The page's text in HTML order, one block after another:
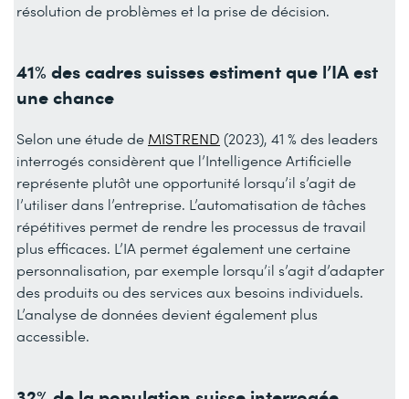
résolution de problèmes et la prise de décision.
41% des cadres suisses estiment que l’IA est
une chance
Selon une étude de MISTREND (2023), 41 % des leaders
interrogés considèrent que l’Intelligence Artificielle
représente plutôt une opportunité lorsqu’il s’agit de
l’utiliser dans l’entreprise. L’automatisation de tâches
répétitives permet de rendre les processus de travail
plus efficaces. L’IA permet également une certaine
personnalisation, par exemple lorsqu’il s’agit d’adapter
des produits ou des services aux besoins individuels.
L’analyse de données devient également plus
accessible.